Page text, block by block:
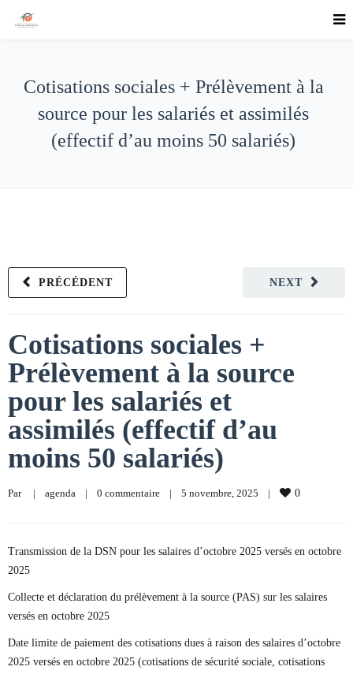
Cotisations sociales + Prélèvement à la
source pour les salariés et assimilés
(effectif d’au moins 50 salariés)
NEXT
PRÉCÉDENT
Cotisations sociales +
Prélèvement à la source
pour les salariés et
assimilés (effectif d’au
moins 50 salariés)
Par | agenda | 0 commentaire | 5 novembre, 2025 | 0
Transmission de la DSN pour les salaires d’octobre 2025 versés en octobre
2025
Collecte et déclaration du prélèvement à la source (PAS) sur les salaires
versés en octobre 2025
Date limite de paiement des cotisations dues à raison des salaires d’octobre
2025 versés en octobre 2025 (cotisations de sécurité sociale, cotisations